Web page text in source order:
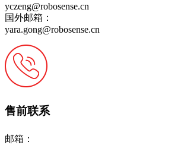
yczeng@robosense.cn
国外邮箱：
yara.gong@robosense.cn
售前联系
邮箱：